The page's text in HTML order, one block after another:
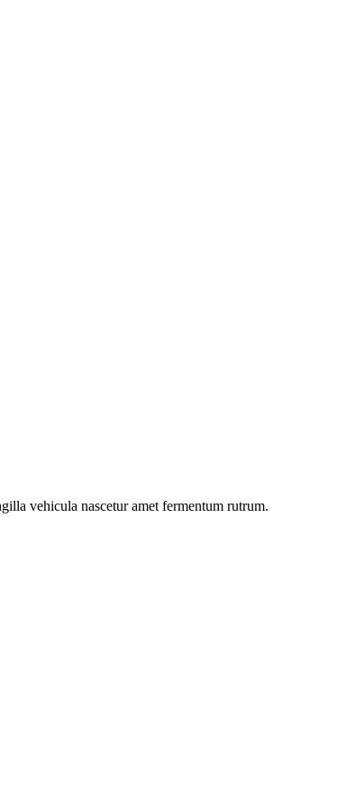
vehicula nascetur amet fermentum rutrum.